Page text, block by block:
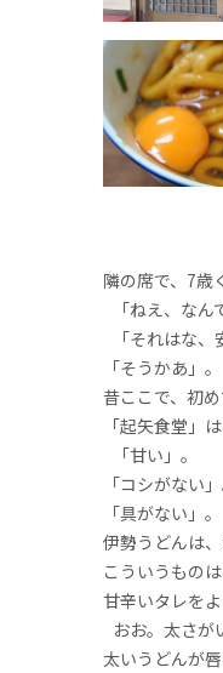
隣の席で、7歳
「ねえ、なん
「それはな、
「そうかあ」。
昔ここで、初
「起矢食堂」
「甘い」。
「コシがない」
「具がない」。
伊勢うどんは
こういうもの
甘辛いタレを
おお。太さが
太いうどんが